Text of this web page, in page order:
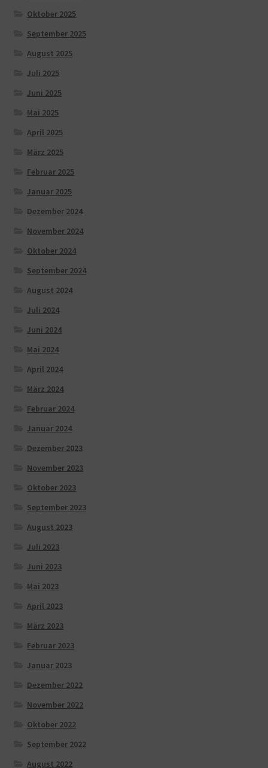
Oktober 2025
September 2025
August 2025
Juli 2025
Juni 2025
Mai 2025
April 2025
März 2025
Februar 2025
Januar 2025
Dezember 2024
November 2024
Oktober 2024
September 2024
August 2024
Juli 2024
Juni 2024
Mai 2024
April 2024
März 2024
Februar 2024
Januar 2024
Dezember 2023
November 2023
Oktober 2023
September 2023
August 2023
Juli 2023
Juni 2023
Mai 2023
April 2023
März 2023
Februar 2023
Januar 2023
Dezember 2022
November 2022
Oktober 2022
September 2022
August 2022